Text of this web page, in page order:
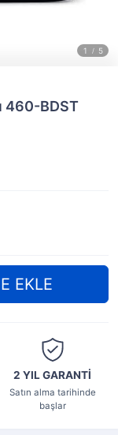
460-BDST
2 YILGARANTİ
Satın alma tarihinde
başlar